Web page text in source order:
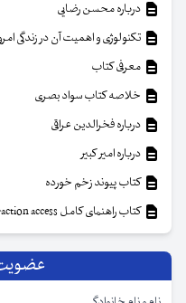
درباره محسن رضایی
تکنولوژی و اهمیت آن در زندگی
معرفی کتاب
خلاصه کتاب سواد بصری
درباره فخرالدین عراقی
درباره امیر کبیر
کتاب پیوند زخم خورده
کتاب راهنمای کامل Interaction access